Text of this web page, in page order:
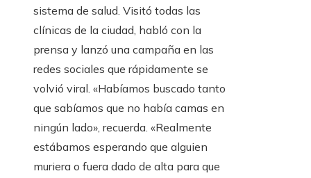
sistema de salud. Visitó todas las
clínicas de la ciudad, habló con la
prensa y lanzó una campaña en las
redes sociales que rápidamente se
volvió viral. «Habíamos buscado tanto
que sabíamos que no había camas en
ningún lado», recuerda. «Realmente
estábamos esperando que alguien
muriera o fuera dado de alta para que